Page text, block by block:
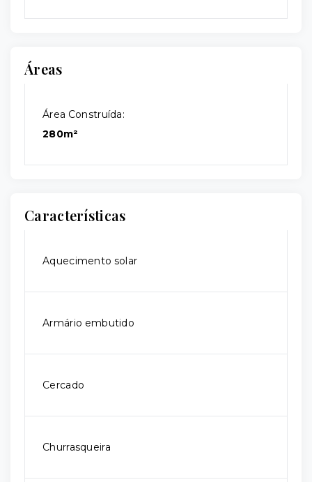
Áreas
Área Construída:
280m²
Características
Aquecimento solar
Armário embutido
Cercado
Churrasqueira